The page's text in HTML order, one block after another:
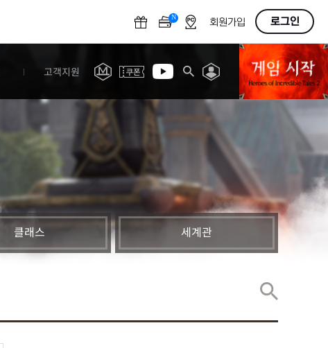
N OFF회원가입 로그인
고객지원
클래스 세계관